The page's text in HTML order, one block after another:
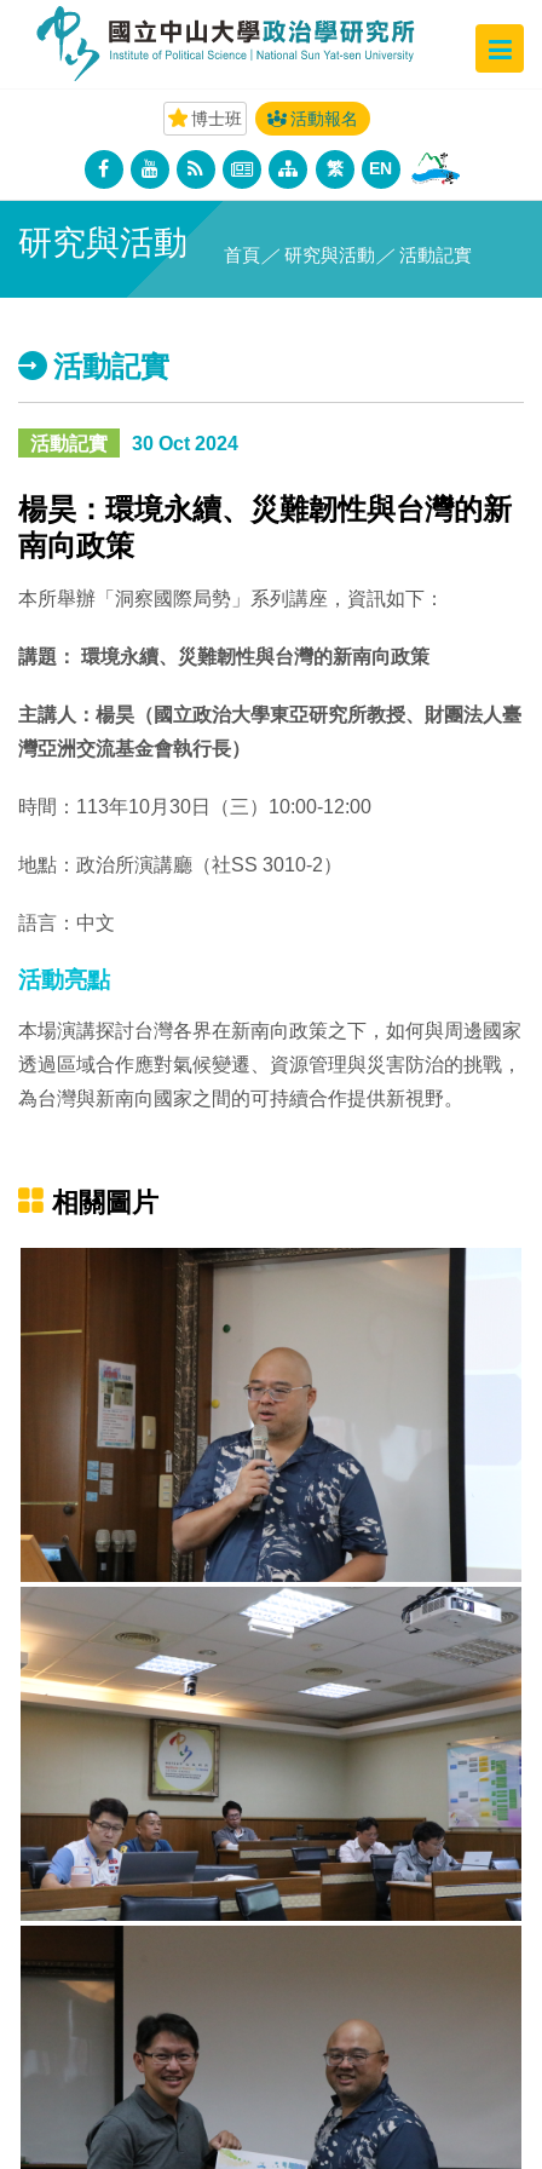
博士班 活動報名
繁 EN
研究與活動 首頁 ／ 研究與活動 ／ 活動記實
活動記實
活動記實 30 Oct 2024
楊昊：環境永續、災難韌性與台灣的新
南向政策
本所舉辦「洞察國際局勢」系列講座，資訊如下：
講題： 環境永續、災難韌性與台灣的新南向政策
主講人：楊昊（國立政治大學東亞研究所教授、財團法人臺
灣亞洲交流基金會執行長）
時間：113年10月30日（三）10:00-12:00
地點：政治所演講廳（社SS 3010-2）
語言：中文
活動亮點
本場演講探討台灣各界在新南向政策之下，如何與周邊國家
透過區域合作應對氣候變遷、資源管理與災害防治的挑戰，
為台灣與新南向國家之間的可持續合作提供新視野。
相關圖片